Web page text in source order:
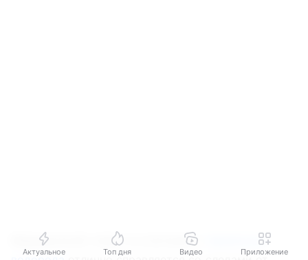
Медицинский спирт в сочетании с
перекисью
Актуальное Топ дня Видео Приложение